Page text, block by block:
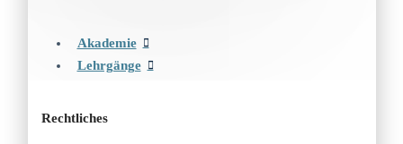
Akademie
Lehrgänge
Rechtliches